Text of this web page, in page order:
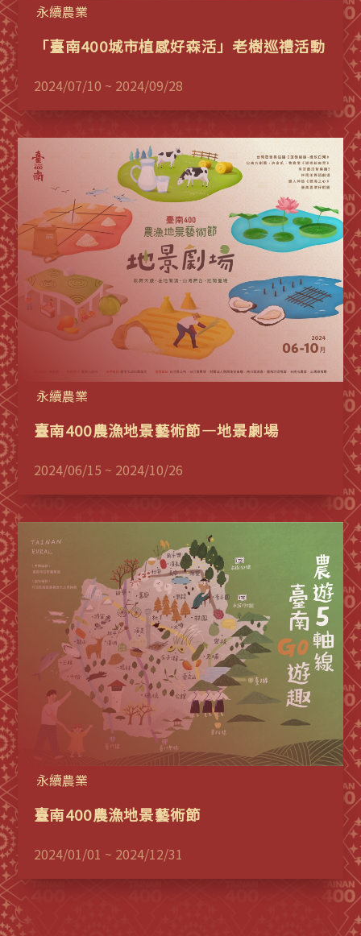
永續農業
「臺南400城市植感好森活」老樹巡禮活動
2024/07/10 ~ 2024/09/28
永續農業
臺南400農漁地景藝術節—地景劇場
2024/06/15 ~ 2024/10/26
永續農業
臺南400農漁地景藝術節
2024/01/01 ~ 2024/12/31